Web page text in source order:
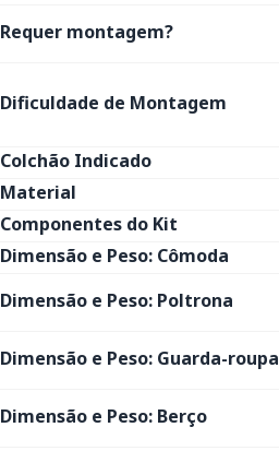
Requer montagem?
Dificuldade de Montagem
Colchão Indicado
Material
Componentes do Kit
Dimensão e Peso: Cômoda
Dimensão e Peso: Poltrona
Dimensão e Peso: Guarda-roupa
Dimensão e Peso: Berço